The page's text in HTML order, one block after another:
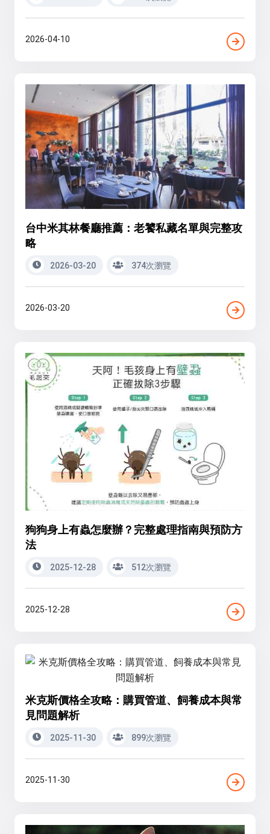
2026-04-10
台中米其林餐廳推薦：老饕私藏名單與完整攻
略
2026-03-20 374次瀏覽
2026-03-20
狗狗身上有蟲怎麼辦？完整處理指南與預防方
法
2025-12-28 512次瀏覽
2025-12-28
米克斯價格全攻略：購買管道、飼養成本與常
見問題解析
2025-11-30 899次瀏覽
2025-11-30